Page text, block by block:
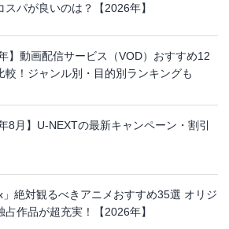
スパが良いのは？【2026年】
】動画配信サービス（VOD）おすすめ12
較！ジャンル別・目的別ランキングも
8月】U-NEXTの最新キャンペーン・割引
」絶対観るべきアニメおすすめ35選 オリジ
占作品が超充実！【2026年】